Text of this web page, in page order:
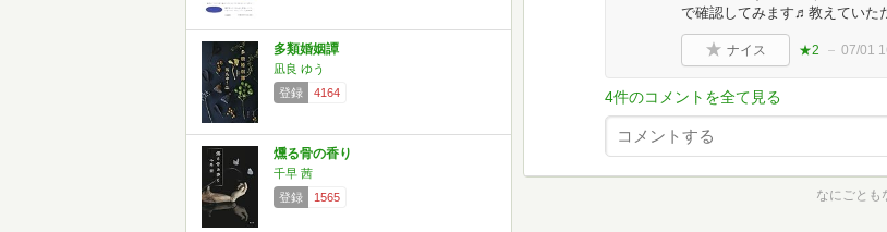
多類婚姻譚
凪良 ゆう
登録
4164
燻る骨の香り
千早 茜
登録
1565
で確認してみます♬教えていた
ナイス ★2 07/01
4件のコメントを全て見る
なにごとも